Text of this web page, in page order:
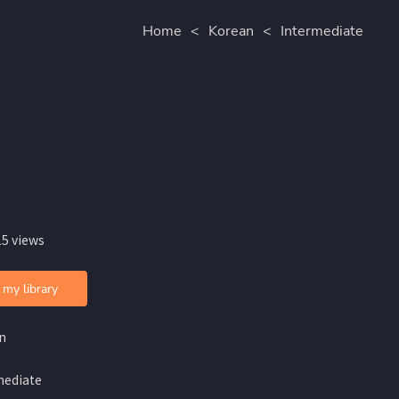
Home < Korean < Intermediate
views
library